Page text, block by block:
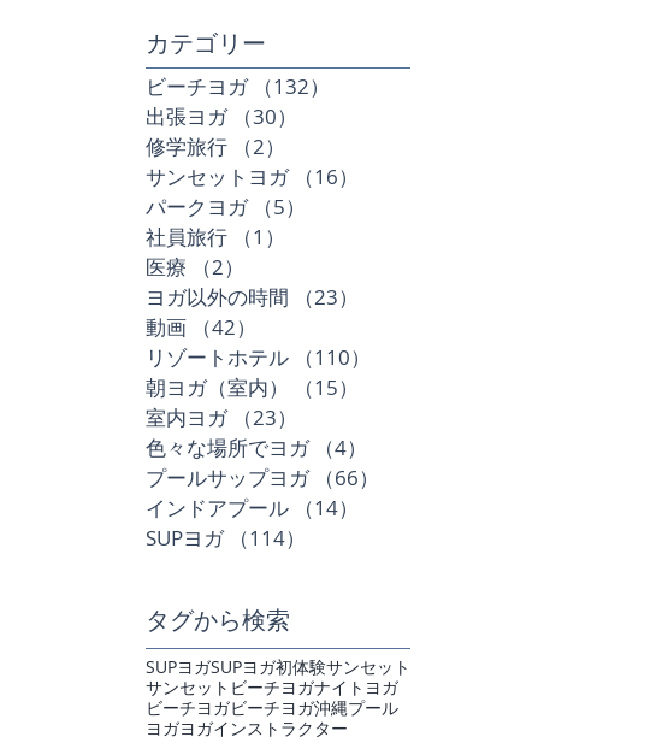
​カテゴリー
ビーチヨガ （132）
出張ヨガ
（30）
修学旅行
（2）
サンセットヨガ
（16）
パークヨガ
（5）
社員旅行
（1）
医療
（2）
ヨガ以外の時間
（23）
動画
（42）
リゾートホテル
（110）
朝ヨガ（室内）
（15）
室内ヨガ
（23）
色々な場所でヨガ
（4）
プールサップヨガ
（66）
インドアプール
（14）
SUPヨガ
（114）
タグから検索
SUPヨガSUPヨガ初体験サンセット
サンセットビーチヨガナイトヨガ
ビーチヨガビーチヨガ沖縄プール
ヨガヨガインストラクター